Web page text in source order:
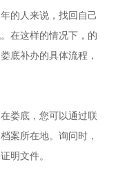
的人来说，找回自己
在这样的情况下，的
底补办的具体流程，
娄底，您可以通过联
案所在地。询问时，
明文件。